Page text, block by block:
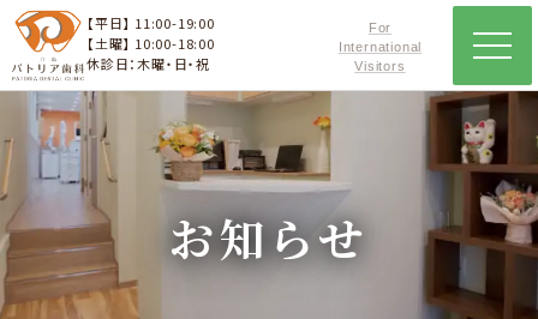
【平日】 11:00-19:00
【土曜】 10:00-18:00
休診日：木曜・日・祝
For
International
Visitors
お知らせ